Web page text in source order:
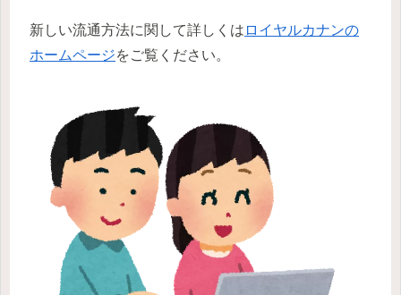
新しい流通方法に関して詳しくは ロイヤルカナンの
ホームページをご覧ください。